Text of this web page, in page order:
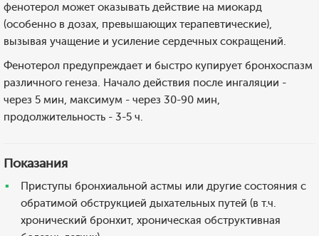
фенотерол может оказывать действие на миокард
(особенно в дозах, превышающих терапевтические),
вызывая учащение и усиление сердечных сокращений.
Фенотерол предупреждает и быстро купирует бронхоспазм
различного генеза. Начало действия после ингаляции -
через 5 мин, максимум - через 30-90 мин,
продолжительность - 3-5 ч.
Показания
Приступы бронхиальной астмы или другие состояния с
обратимой обструкцией дыхательных путей (в т.ч.
хронический бронхит, хроническая обструктивная